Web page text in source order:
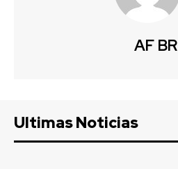
AF BR
Ultimas Noticias